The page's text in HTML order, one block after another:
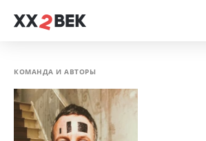
КОМАНДА И АВТОРЫ